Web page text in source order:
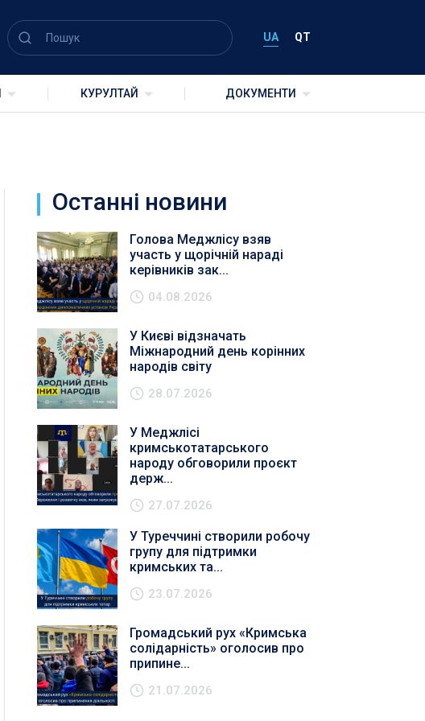
UA QT
КУРУЛТАЙ ДОКУМЕНТИ
Останні новини
Голова Меджлісу взяв
участь у щорічній нараді
керівників зак...
04.08.2026
У Києві відзначать
Міжнародний день корінних
народів світу
28.07.2026
У Меджлісі
кримськотатарського
народу обговорили проєкт
держ...
27.07.2026
У Туреччині створили робочу
групу для підтримки
кримських та...
23.07.2026
Громадський рух «Кримська
солідарність» оголосив про
припине...
21.07.2026